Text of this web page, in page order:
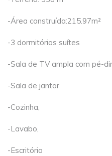
-Área construída:215.97m²
-3 dormitórios suítes
-Sala de TV ampla com pé-
-Sala de jantar
-Cozinha,
-Lavabo,
-Escritório